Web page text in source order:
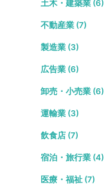
土木・建築業 (6)
不動産業 (7)
製造業 (3)
広告業 (6)
卸売・小売業 (6)
運輸業 (3)
飲食店 (7)
宿泊・旅行業 (4)
医療・福祉 (7)